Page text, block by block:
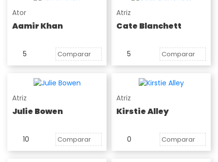
Ator
Aamir Khan
5 Comparar
Atriz
Cate Blanchett
5 Comparar
Atriz
Julie Bowen
10 Comparar
Atriz
Kirstie Alley
0 Comparar